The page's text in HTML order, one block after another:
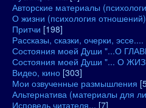
Авторские материалы
О жизни (психология отношений)
Притчи [198]
Рассказы, сказки, очерки, эссе....
Состояния моей Души "...О
Состояния моей Души "... О
Видео, кино [303]
Мои озвученные размышления
Альтернатива (материалы для
Исповедь читателя... [7]